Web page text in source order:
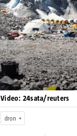
Pokretanje videa...
| Video: 24sata/reuters
dron